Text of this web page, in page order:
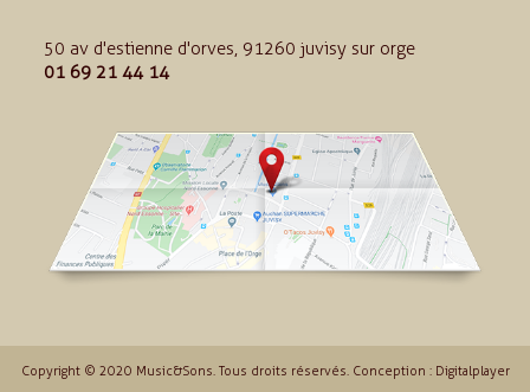
50 av d'estienne d'orves, 91260 juvisy sur orge
01 69 21 44 14
Copyright © 2020 Music&Sons. Tous droits réservés. Conception : Digitalplayer